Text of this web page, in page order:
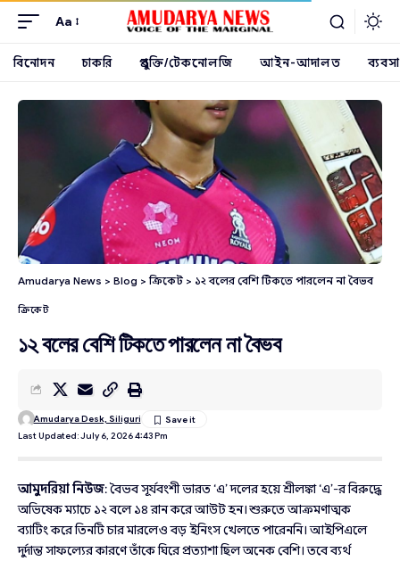
Aa
বিনোদন চাকরি প্রযুক্তি/টেকনোলজি আইন-আদালত ব্যবসা
Amudarya News > Blog >ক্রিকেট > ১২ বলের বেশি টিকতে পারলেন না বৈভব
ক্রিকেট
১২ বলের বেশি টিকতে পারলেন না বৈভব
Last Updated: July 6, 2026 4:43 Pm
Amudarya Desk, Siliguri
আমুদরিয়া নিউজ: বৈভব সূর্যবংশী ভারত ‘এ’ দলের হয়ে শ্রীলঙ্কা ‘এ’-র বিরুদ্ধে
অভিষেক ম্যাচে ১২ বলে ১৪ রান করে আউট হন। শুরুতে আক্রমণাত্মক
ব্যাটিং করে তিনটি চার মারলেও বড় ইনিংস খেলতে পারেননি। আইপিএলে
দুর্দান্ত সাফল্যের কারণে তাঁকে ঘিরে প্রত্যাশা ছিল অনেক বেশি। তবে ব্যর্থ